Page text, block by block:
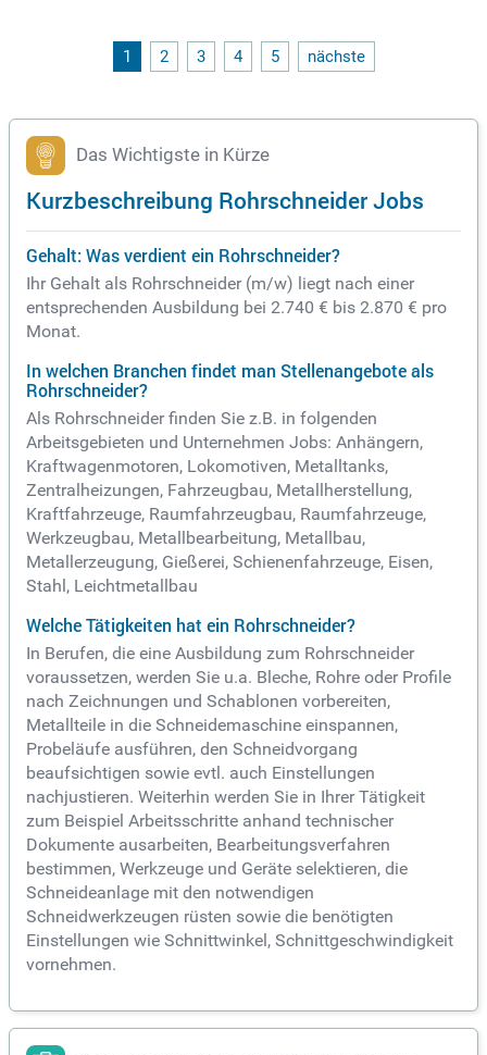
1 2 3 4 5 nächste
Das Wichtigste in Kürze
Kurzbeschreibung Rohrschneider Jobs
Gehalt: Was verdient ein Rohrschneider?
Ihr Gehalt als Rohrschneider (m/w) liegt nach einer
entsprechenden Ausbildung bei 2.740 € bis 2.870 € pro
Monat.
In welchen Branchen findet man Stellenangebote als
Rohrschneider?
Als Rohrschneider finden Sie z.B. in folgenden
Arbeitsgebieten und Unternehmen Jobs: Anhängern,
Kraftwagenmotoren, Lokomotiven, Metalltanks,
Zentralheizungen, Fahrzeugbau, Metallherstellung,
Kraftfahrzeuge, Raumfahrzeugbau, Raumfahrzeuge,
Werkzeugbau, Metallbearbeitung, Metallbau,
Metallerzeugung, Gießerei, Schienenfahrzeuge, Eisen,
Stahl, Leichtmetallbau
Welche Tätigkeiten hat ein Rohrschneider?
In Berufen, die eine Ausbildung zum Rohrschneider
voraussetzen, werden Sie u.a. Bleche, Rohre oder Profile
nach Zeichnungen und Schablonen vorbereiten,
Metallteile in die Schneidemaschine einspannen,
Probeläufe ausführen, den Schneidvorgang
beaufsichtigen sowie evtl. auch Einstellungen
nachjustieren. Weiterhin werden Sie in Ihrer Tätigkeit
zum Beispiel Arbeitsschritte anhand technischer
Dokumente ausarbeiten, Bearbeitungsverfahren
bestimmen, Werkzeuge und Geräte selektieren, die
Schneideanlage mit den notwendigen
Schneidwerkzeugen rüsten sowie die benötigten
Einstellungen wie Schnittwinkel, Schnittgeschwindigkeit
vornehmen.